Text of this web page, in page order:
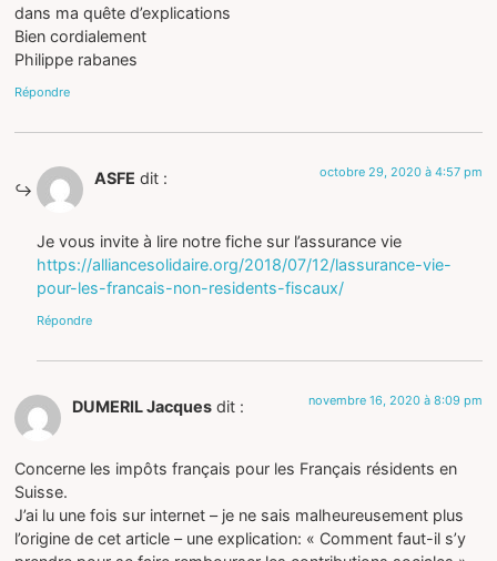
dans ma quête d’explications
Bien cordialement
Philippe rabanes
Répondre
ASFE dit : octobre 29, 2020 à 4:57 pm
Je vous invite à lire notre fiche sur l’assurance vie
https://alliancesolidaire.org/2018/07/12/lassurance-vie-
pour-les-francais-non-residents-fiscaux/
Répondre
DUMERIL Jacques dit : novembre 16, 2020 à 8:09 pm
Concerne les impôts français pour les Français résidents en
Suisse.
J’ai lu une fois sur internet – je ne sais malheureusement plus
l’origine de cet article – une explication: « Comment faut-il s’y